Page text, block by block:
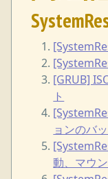
[GRUB]
ト
ョンのバ
動、マウ